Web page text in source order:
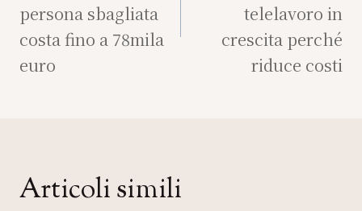
persona sbagliata
costa fino a 78mila
euro
telelavoro in
crescita perché
riduce costi
Articoli simili